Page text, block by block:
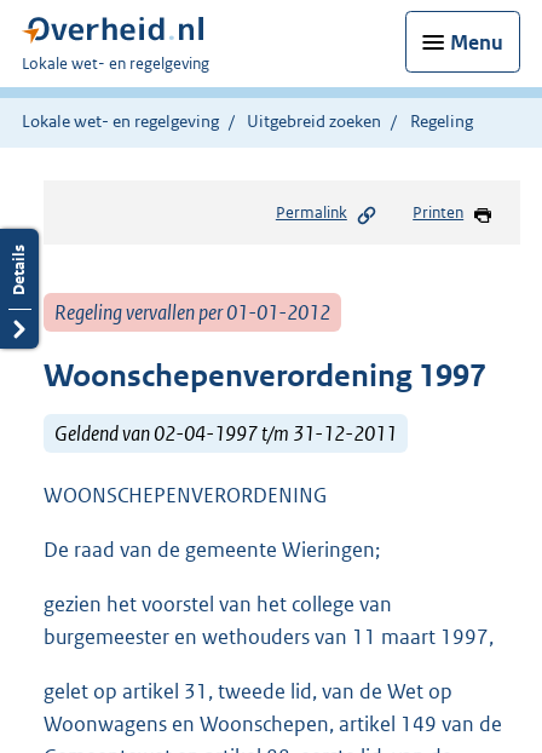
Menu
U
bent
hier:
Lokale wet- en regelgeving
Lokale wet- en regelgeving Uitgebreid zoeken Regeling
Permalink Printen
Regeling vervallen per 01-01-2012
Woonschepenverordening 1997
Geldend van 02-04-1997 t/m 31-12-2011
WOONSCHEPENVERORDENING
De raad van de gemeente Wieringen;
gezien het voorstel van het college van
burgemeester en wethouders van 11 maart 1997,
gelet op artikel 31, tweede lid, van de Wet op
Woonwagens en Woonschepen, artikel 149 van de